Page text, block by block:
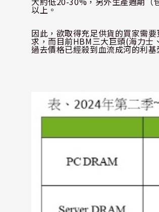
以上。
因此，欲取得充足供貨的買家需
求，而目前HBM三大巨頭(海力士
過去價格已經殺到血流成河的利